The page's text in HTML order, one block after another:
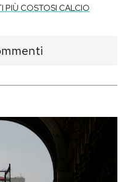
PIÙ COSTOSI CALCIO